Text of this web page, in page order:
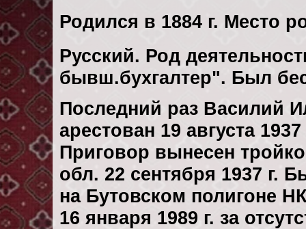
Родился в 1884 г. Место
Русский. Род
бывш.бухгалтер". Был
Последний раз Василий
арестован 19 августа 1937
Приговор вынесен
обл. 22 сентября 1937 г.
на Бутовском полигоне
16 января 1989 г. за